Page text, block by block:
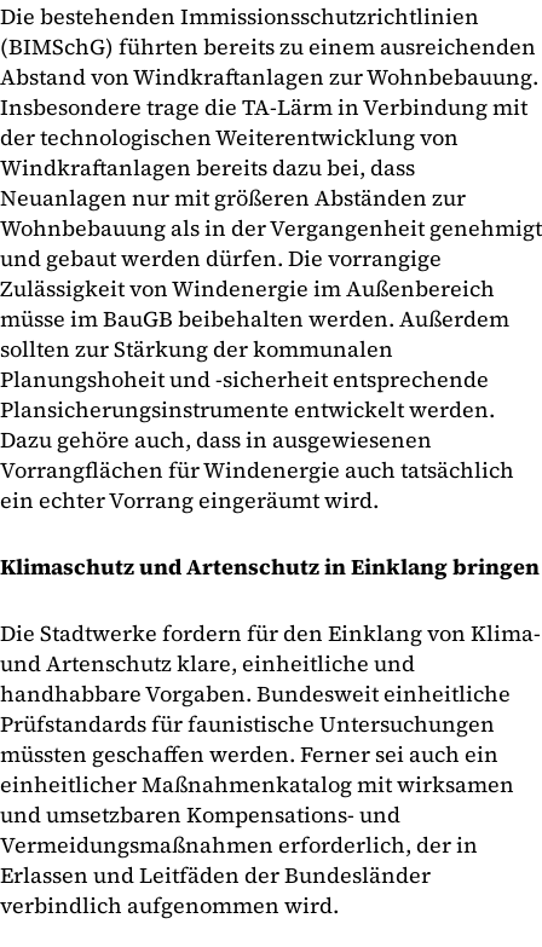
Die bestehenden Immissionsschutzrichtlinien
(BIMSchG) führten bereits zu einem ausreichenden
Abstand von Windkraftanlagen zur Wohnbebauung.
Insbesondere trage die TA-Lärm in Verbindung mit
der technologischen Weiterentwicklung von
Windkraftanlagen bereits dazu bei, dass
Neuanlagen nur mit größeren Abständen zur
Wohnbebauung als in der Vergangenheit genehmigt
und gebaut werden dürfen. Die vorrangige
Zulässigkeit von Windenergie im Außenbereich
müsse im BauGB beibehalten werden. Außerdem
sollten zur Stärkung der kommunalen
Planungshoheit und -sicherheit entsprechende
Plansicherungsinstrumente entwickelt werden.
Dazu gehöre auch, dass in ausgewiesenen
Vorrangflächen für Windenergie auch tatsächlich
ein echter Vorrang eingeräumt wird.
Klimaschutz und Artenschutz in Einklang bringen
Die Stadtwerke fordern für den Einklang von Klima-
und Artenschutz klare, einheitliche und
handhabbare Vorgaben. Bundesweit einheitliche
Prüfstandards für faunistische Untersuchungen
müssten geschaffen werden. Ferner sei auch ein
einheitlicher Maßnahmenkatalog mit wirksamen
und umsetzbaren Kompensations- und
Vermeidungsmaßnahmen erforderlich, der in
Erlassen und Leitfäden der Bundesländer
verbindlich aufgenommen wird.